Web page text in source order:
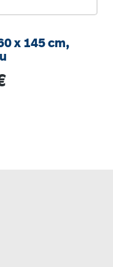
x 145 cm,